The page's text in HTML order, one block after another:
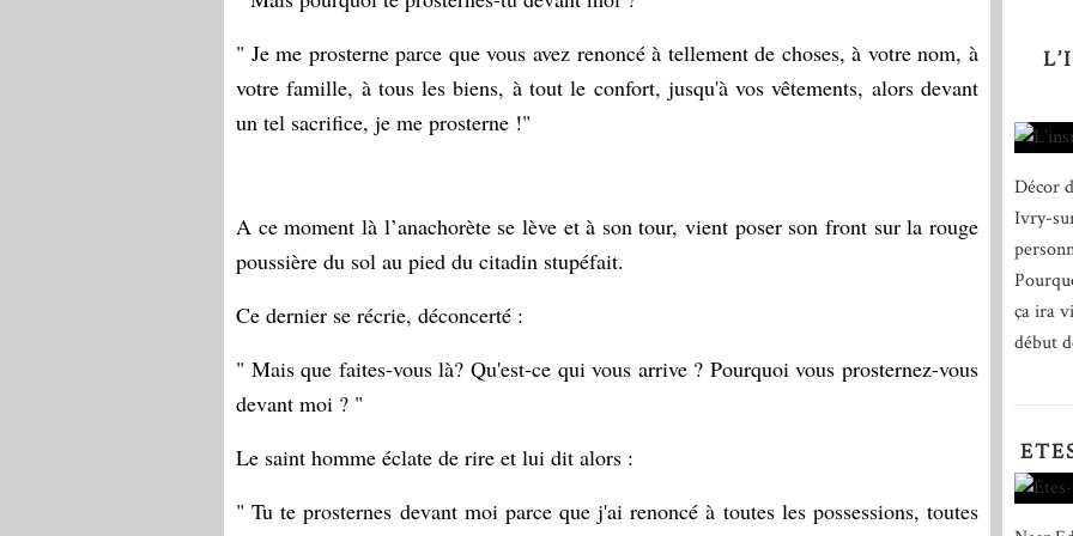
" Je me prosterne parce que vous avez renoncé à tellement de choses, à votre nom, à
votre famille, à tous les biens, à tout le confort, jusqu'à vos vêtements, alors devant
un tel sacrifice, je me prosterne !"
A ce moment là l’anachorète se lève et à son tour, vient poser son front sur la rouge
poussière du sol au pied du citadin stupéfait.
Ce dernier se récrie, déconcerté :
" Mais que faites-vous là? Qu'est-ce qui vous arrive ? Pourquoi vous prosternez-vous
devant moi ? "
Le saint homme éclate de rire et lui dit alors :
" Tu te prosternes devant moi parce que j'ai renoncé à toutes les possessions, toutes
Décor
Ivry-
ça ira
début